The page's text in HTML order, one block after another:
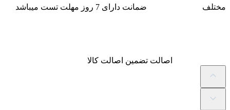
مختلف ضمانت دارای 7 روز مهلت تست میباشد
اصالت تضمین اصالت کالا